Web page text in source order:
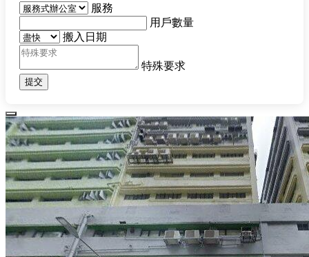
服務
用戶數量
搬入日期
特殊要求
提交